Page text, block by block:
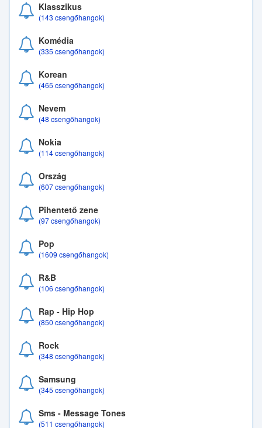
Klasszikus
(143 csengőhangok)
Komédia
(335 csengőhangok)
Korean
(465 csengőhangok)
Nevem
(48 csengőhangok)
Nokia
(114 csengőhangok)
Ország
(607 csengőhangok)
Pihentető zene
(97 csengőhangok)
Pop
(1609 csengőhangok)
R&B
(106 csengőhangok)
Rap - Hip Hop
(850 csengőhangok)
Rock
(348 csengőhangok)
Samsung
(345 csengőhangok)
Sms - Message Tones
(511 csengőhangok)